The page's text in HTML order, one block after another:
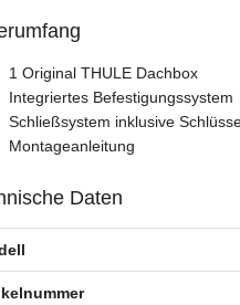
1 Original THULE Dachbox
Integriertes Befestigungssystem
Schließsystem inklusive
Montageanleitung
Daten